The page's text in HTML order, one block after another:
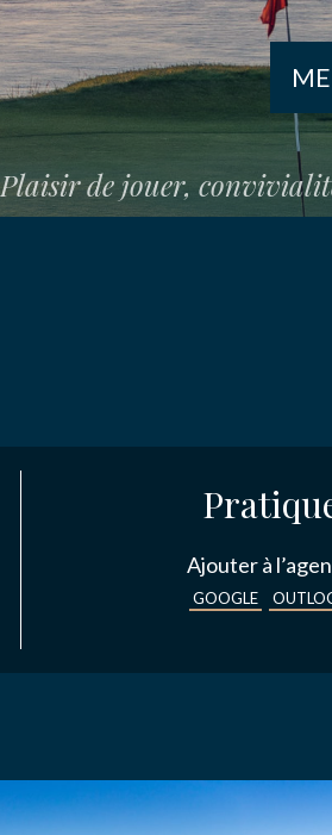
Plaisir de jouer,
Ajouter à
GOOGLE